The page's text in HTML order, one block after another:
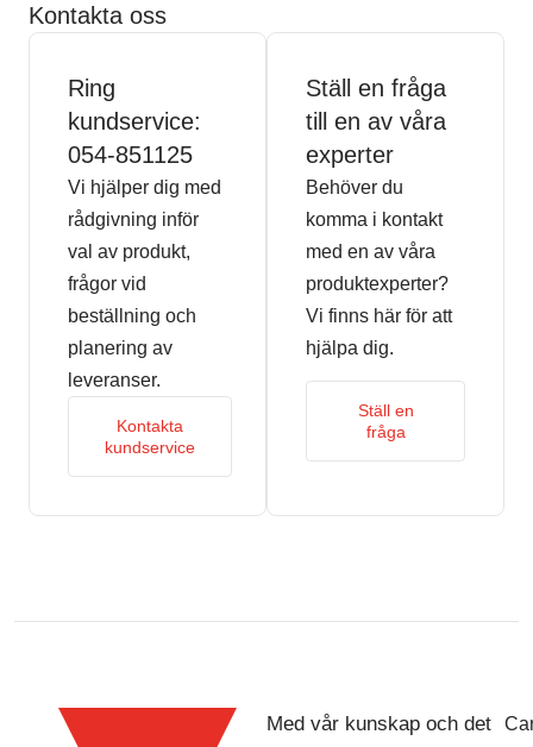
Kontakta oss
Ring
kundservice:
054-851125
Vi hjälper dig med
rådgivning inför
val av produkt,
frågor vid
beställning och
planering av
leveranser.
Kontakta
kundservice
Ställ en fråga
till en av våra
experter
Behöver du
komma i kontakt
med en av våra
produktexperter?
Vi finns här för att
hjälpa dig.
Ställ en
fråga
Med vår kunskap och det